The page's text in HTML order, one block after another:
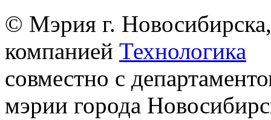
© Мэрия г.
компанией Технологика
совместно с
мэрии города